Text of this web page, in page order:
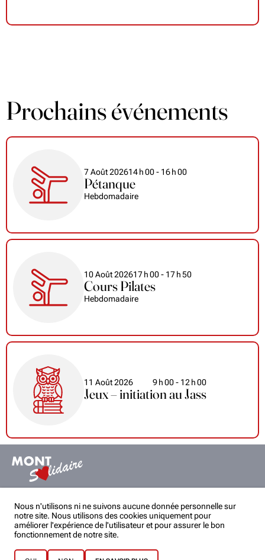
Prochains événements
7 Août 202614h00- 16h00
Pétanque
Hebdomadaire
10 Août 202617h00- 17h50
Cours Pilates
Hebdomadaire
11 Août 2026 9h00- 12 h00
Jeux – initiation au Jass
Mont solidaire
montsolidaire@gmail.com
Partenaires
Statuts
Politique de confidentialité
Structure
Événements passés
Nous n'utilisons ni ne suivons aucune donnée personnelle sur
notre site. Nous utilisons des cookies uniquement pour
améliorer l'expérience de l'utilisateur et pour assurer le bon
fonctionnement de notre site.